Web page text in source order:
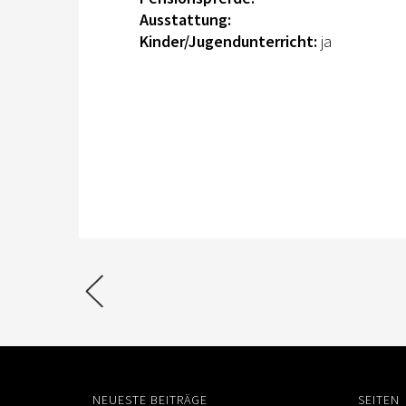
Ausstattung:
Kinder/Jugendunterricht: ja
NEUESTE BEITRÄGE SEITEN